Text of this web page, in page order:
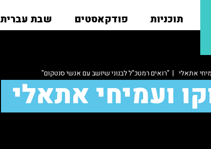
תוכניות פודקאסטים שבת עברית
אתאלי | "רואים רמטכ"ל לבנוני שיושב עם אנשי סנטקום"
ועמיחי אתאלי